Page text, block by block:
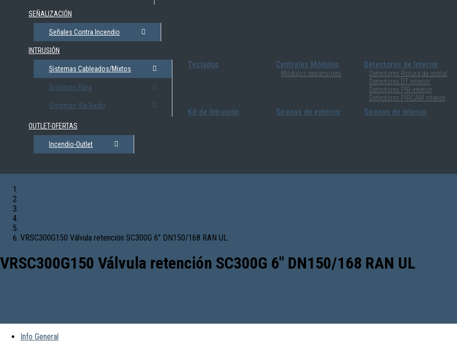
SEÑALIZACIÓN
Señales Contra Incendio
INTRUSIÓN
Sistemas Cableados/Mixtos
Sistemas Fibra
Sistemas Vía Radio
Teclados Centrales Módulos
Módulos expansores
Detectores de Interior
Detectores Rotura de cristal
Detectores DT interior
Detectores PIR interior
Detectores PIRCAM interior
Kit de Intrusión Sirenas de exterior Sirenas de interior
OUTLET-OFERTAS
Incendio-Outlet
VRSC300G150 Válvula retención SC300G 6″ DN150/168 RAN UL
VRSC300G150 Válvula retención SC300G 6″ DN150/168 RAN UL
Info General